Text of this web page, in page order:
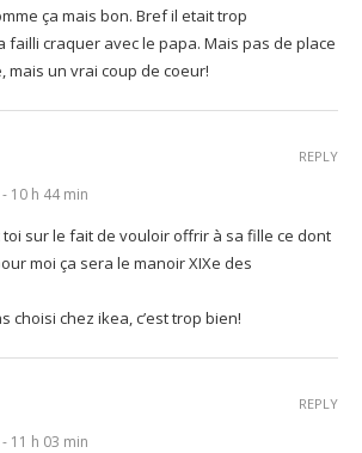
ça mais bon. Bref il etait trop
failli craquer avec le papa. Mais pas de place
mais un vrai coup de coeur!
10 h 44 min
toi sur le fait de vouloir offrir à sa fille ce dont
moi ça sera le manoir XIXe des
choisi chez ikea, c’est trop bien!
REPLY
11 h 03 min
REPLY